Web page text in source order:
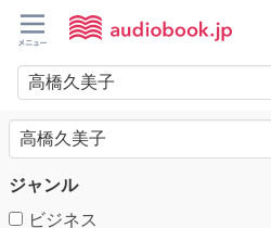
ジャンル
ビジネス